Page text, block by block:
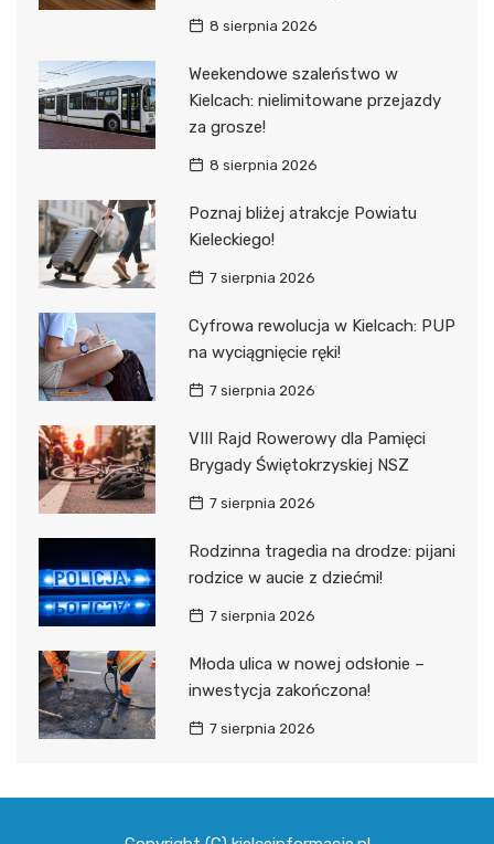
8 sierpnia 2026
Weekendowe szaleństwo w
Kielcach: nielimitowane przejazdy
za grosze!
8 sierpnia 2026
Poznaj bliżej atrakcje Powiatu
Kieleckiego!
7 sierpnia 2026
Cyfrowa rewolucja w Kielcach: PUP
na wyciągnięcie ręki!
7 sierpnia 2026
VIII Rajd Rowerowy dla Pamięci
Brygady Świętokrzyskiej NSZ
7 sierpnia 2026
Rodzinna tragedia na drodze: pijani
rodzice w aucie z dziećmi!
7 sierpnia 2026
Młoda ulica w nowej odsłonie –
inwestycja zakończona!
7 sierpnia 2026